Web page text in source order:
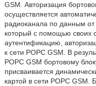
GSM. Авторизация
осуществляется
радиоканала по данным от
который с помощью своих
аутентификацию,
к сети РОРС GSM. В
РОРС GSM бортовому
присваивается
картой в сети РОРС GSM.